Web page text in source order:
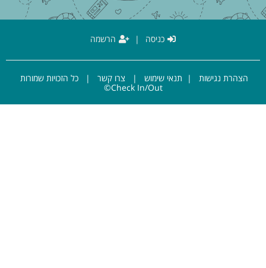
כניסה הרשמה
הצהרת נגישות| תנאי שימוש| צרו קשר| כל הזכויות שמורות
Check In/Out©